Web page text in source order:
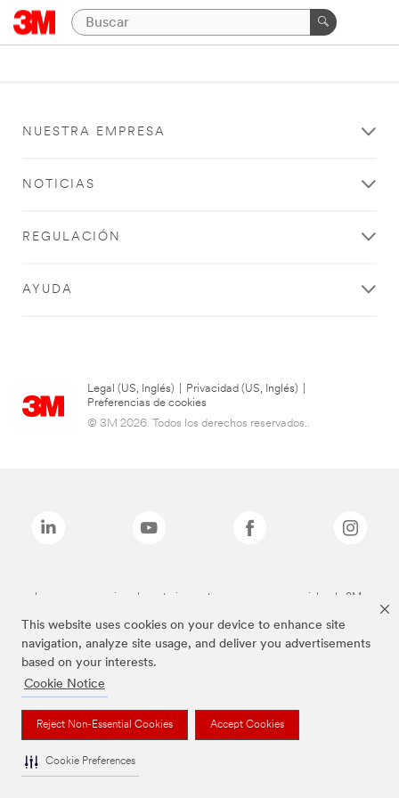
This website uses cookies on your device to enhance site
navigation, analyze site usage, and deliver you advertisements
based on your interests.
Cookie Notice
Reject Non-Essential Cookies Accept Cookies
Cookie Preferences
NUESTRA EMPRESA
NOTICIAS
REGULACIÓN
AYUDA
Legal (US, Inglés) Privacidad (US, Inglés)
Preferencias de cookies
© 3M 2026. Todos los derechos reservados..
Las marcas mencionadas anteriormente son marcas comerciales de 3M.